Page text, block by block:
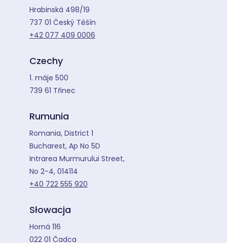
Hrabinská 498/19
737 01 Český Těšín
+42 077 409 0006
Czechy
1. máje 500
739 61 Třinec
Rumunia
Romania, District 1
Bucharest, Ap No 5D
Intrarea Murmurului Street,
No 2-4, 014114
+40 722 555 920
Słowacja
Horná 116
022 01 Čadca